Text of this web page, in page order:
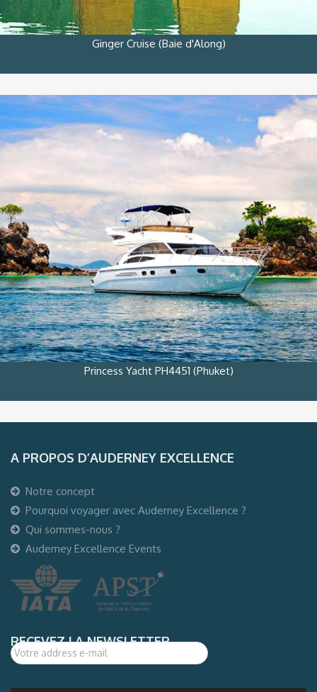
Ginger Cruise (Baie d'Along)
Princess Yacht PH4451 (Phuket)
A PROPOS D’AUDERNEY EXCELLENCE
Notre concept
Pourquoi voyager avec Auderney Excellence ?
Qui sommes-nous ?
Auderney Excellence Events
RECEVEZ LA NEWSLETTER